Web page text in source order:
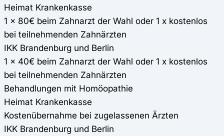
Heimat Krankenkasse
1 x 80€ beim Zahnarzt der Wahl oder 1 x kostenlos
bei teilnehmenden Zahnärzten
IKK Brandenburg und Berlin
1 x 40€ beim Zahnarzt der Wahl oder 1 x kostenlos
bei teilnehmenden Zahnärzten
Behandlungen mit Homöopathie
Heimat Krankenkasse
Kostenübernahme bei zugelassenen Ärzten
IKK Brandenburg und Berlin